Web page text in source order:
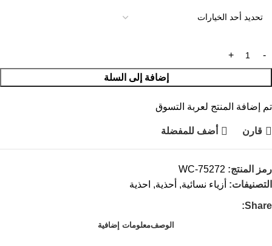
إضافة إلى السلة
تم إضافة المنتج لعربة التسوق
قارن أضف للمفضلة
رمز المنتج: WC-75272
التصنيفات: أزياء نسائية, أحذية, احذية
Share:
الوصفمعلومات إضافية